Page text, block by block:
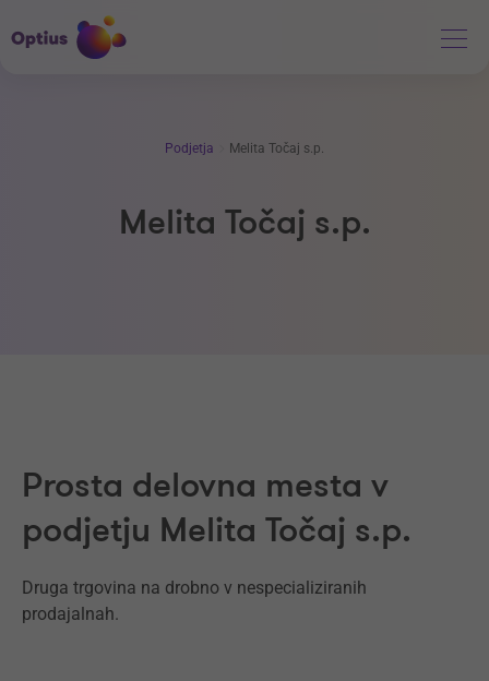
Podjetja Melita Točaj s.p.
Melita Točaj s.p.
Prosta delovna mesta v
podjetju Melita Točaj s.p.
Druga trgovina na drobno v nespecializiranih
prodajalnah.